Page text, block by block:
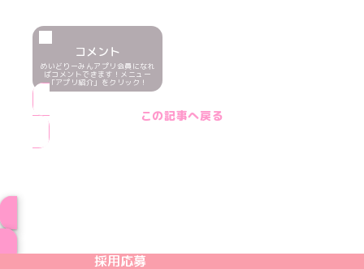
コメント
めいどりーみんアプリ会員になれ
ばコメントできます！メニュー
「アプリ紹介」をクリック！
この記事へ戻る
めいどりーみんTikTok公式アカウント
めいどりーみんX公式アカウント
めいどりーみんInstagram公式アカウント
めいどりーみんFacebook公式アカウン
めいどりーみんYouTube公式アカ
採用応募